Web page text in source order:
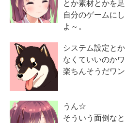
とか素材とかを足
自分のゲームに
よ～。
システム設定と
なくていいのか
楽ちんそうだワン
うん☆
そういう面倒な